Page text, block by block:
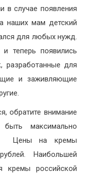
в случае появления
наших мам детский
для любых нужд.
теперь появились
разработанные для
и заживляющие
обратите внимание
максимально
Цены на кремы
Наибольшей
кремы российской